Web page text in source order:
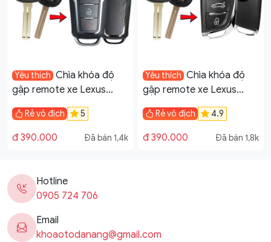
Yêu thích Chìa khóa độ
gập remote xe Lexus
LX470 GX470 3 tự học
lệnh mẫu V11
Rẻ vô địch 5
đ 390.000 Đã bán 1,4k
Yêu thích Chìa khóa độ
gập remote xe Lexus
LX470 3 tự học lệnh mẫu
V11Rẻ vô địch 4.9
đ 390.000 Đã bán 1,8k
Hotline
0905 724 706
Email
khoaotodanang@gmail.com